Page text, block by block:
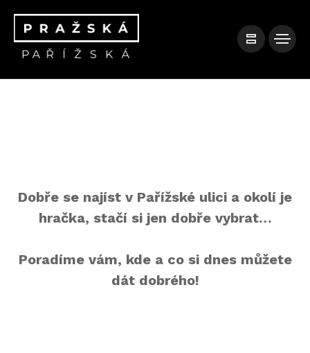
Dobře se najíst v Pařížské ulici a okolí je
hračka, stačí si jen dobře vybrat…
Poradíme vám, kde a co si dnes můžete
dát dobrého!